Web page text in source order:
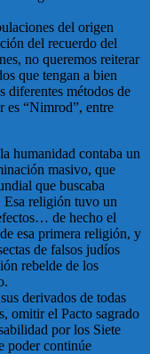
del origen
del recuerdo del
no queremos reiterar
que tengan a bien
diferentes métodos de
es “Nimrod”, entre
humanidad contaba un
masivo, que
que buscaba
religión tuvo un
de hecho el
esa primera religión, y
de falsos judíos
rebelde de los
derivados de todas
omitir el Pacto sagrado
por los Siete
poder continúe